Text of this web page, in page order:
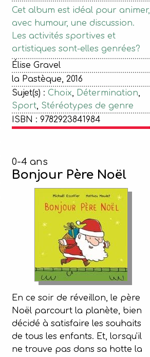
Cet album est idéal pour animer,
avec humour, une discussion.
Les activités sportives et
artistiques sont-elles genrées?
Élise Gravel
la Pastèque, 2016
Sujet(s) : Choix, Détermination,
Sport, Stéréotypes de genre
ISBN : 9782923841984
0-4 ans
Bonjour Père Noël
En ce soir de réveillon, le père
Noël parcourt la planète, bien
décidé à satisfaire les souhaits
de tous les enfants. Et, lorsqu'il
ne trouve pas dans sa hotte la